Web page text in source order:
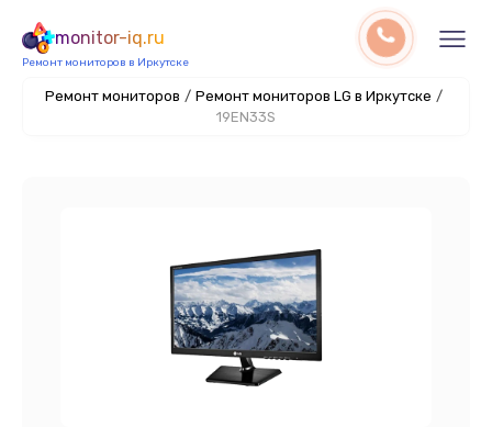
monitor-iq.ru
Ремонт мониторов в Иркутске
Ремонт мониторов / Ремонт мониторов LG в Иркутске /
19EN33S